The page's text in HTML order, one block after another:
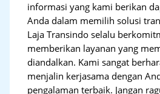
informasi yang kami berikan
Anda dalam memilih solusi
Laja Transindo selalu
memberikan layanan yang
diandalkan. Kami sangat
menjalin kerjasama dengan
pengalaman terbaik. Jangan